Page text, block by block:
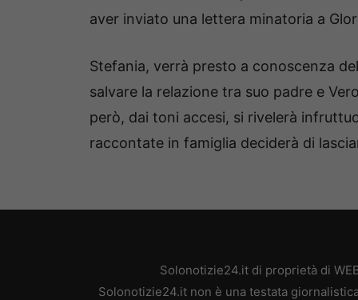
aver inviato una lettera minatoria a
Stefania, verrà presto a conoscenza
salvare la relazione tra suo padre e
però, dai toni accesi, si rivelerà
raccontate in famiglia deciderà di
Solonotizie24.it di proprietà di
Solonotizie24.it non è una testata